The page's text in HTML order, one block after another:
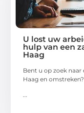
U lost uw
hulp van een
Haag
Bent u op zoek
Haag en
...